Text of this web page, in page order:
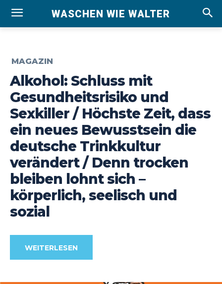
WASCHEN WIE WALTER
MAGAZIN
Alkohol: Schluss mit
Gesundheitsrisiko und
Sexkiller / Höchste Zeit, dass
ein neues Bewusstsein die
deutsche Trinkkultur
verändert / Denn trocken
bleiben lohnt sich –
körperlich, seelisch und
sozial
WEITERLESEN